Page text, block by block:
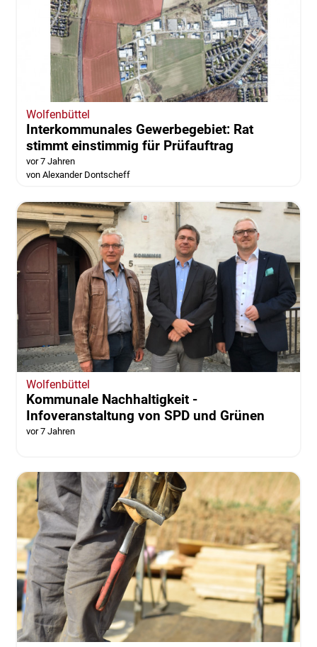
Wolfenbüttel
Interkommunales Gewerbegebiet: Rat
stimmt einstimmig für Prüfauftrag
vor 7 Jahren
von Alexander Dontscheff
Wolfenbüttel
Kommunale Nachhaltigkeit -
Infoveranstaltung von SPD und Grünen
vor 7 Jahren